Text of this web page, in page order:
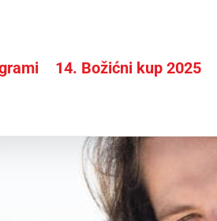
14. Božićni kup 2025